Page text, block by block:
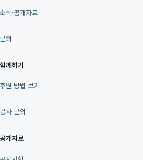
소식·공개자료
문의
함께하기
후원 방법 보기
봉사 문의
공개자료